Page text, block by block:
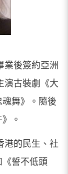
業後簽約亞洲
演古裝劇《大
舞》。隨後
。
港的民生、社
誓不低頭